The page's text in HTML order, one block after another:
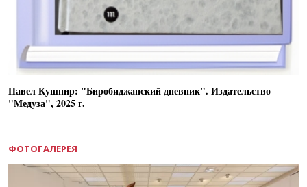
Павел Кушнир: "Биробиджанский дневник". Издательство
"Медуза", 2025 г.
ФОТОГАЛЕРЕЯ